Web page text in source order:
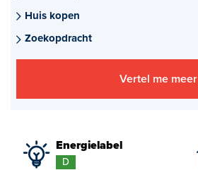
Hypotheekadvies
Projectadvies
Ons Team
Huis kopen
Zoekopdracht
Vertel me meer
Energielabel
D